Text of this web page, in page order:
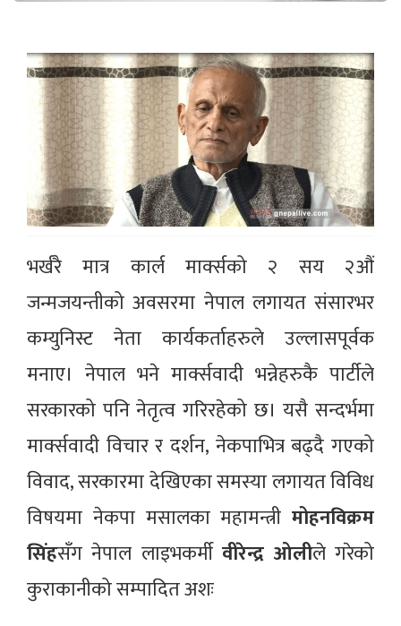
भर्खरै मात्र कार्ल मार्क्सको २ सय २औं
जन्मजयन्तीको अवसरमा नेपाल लगायत संसारभर
कम्युनिस्ट नेता कार्यकर्ताहरुले उल्लासपूर्वक
मनाए। नेपाल भने मार्क्सवादी भन्नेहरुकै पार्टीले
सरकारको पनि नेतृत्व गरिरहेको छ। यसै सन्दर्भमा
मार्क्सवादी विचार र दर्शन, नेकपाभित्र बढ्दै गएको
विवाद, सरकारमा देखिएका समस्या लगायत विविध
विषयमा नेकपा मसालका महामन्त्री मोहनविक्रम
सिंहसँग नेपाल लाइभकर्मीवीरेन्द्र ओलीले गरेको
कुराकानीको सम्पादित अशः